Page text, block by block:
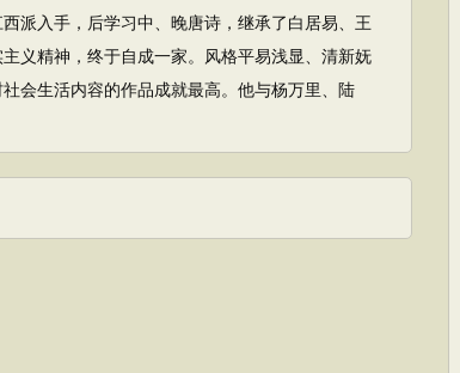
派入手，后学习中、晚唐诗，继承了白居易、王
义精神，终于自成一家。风格平易浅显、清新妩
会生活内容的作品成就最高。他与杨万里、陆